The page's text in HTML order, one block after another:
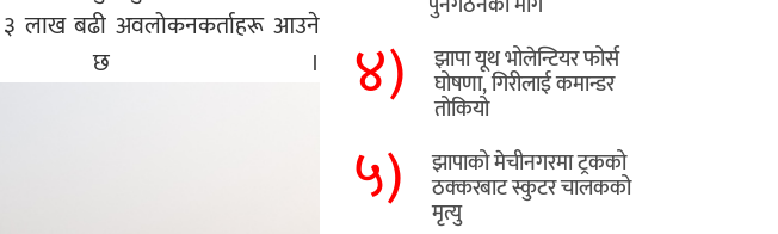
३ लाख बढी अवलोकनकर्ताहरू आउने
छ ।
४) झापा यूथ भोलेन्टियर फोर्स
घोषणा, गिरीलाई कमान्डर
तोकियो
५) ​झापाको मेचीनगरमा ट्रकको
ठक्करबाट स्कुटर चालकको
मृत्यु